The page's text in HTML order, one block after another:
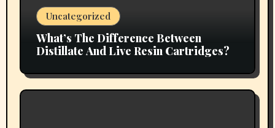
Uncategorized
What’s The Difference Between
Distillate And Live Resin Cartridges?